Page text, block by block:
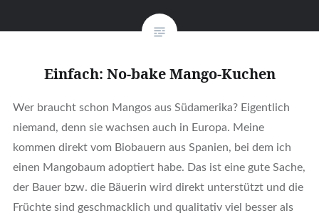
Einfach: No-bake Mango-Kuchen
Wer braucht schon Mangos aus Südamerika? Eigentlich
niemand, denn sie wachsen auch in Europa. Meine
kommen direkt vom Biobauern aus Spanien, bei dem ich
einen Mangobaum adoptiert habe. Das ist eine gute Sache,
der Bauer bzw. die Bäuerin wird direkt unterstützt und die
Früchte sind geschmacklich und qualitativ viel besser als